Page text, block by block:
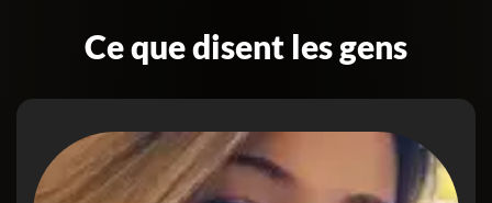
Baroque architecture, particularly in its
capital city, Valletta — a UNESCO World
Heritage Site.
The country has a warm climate, making it a
year-round destination for sun-seekers and
Ce que disent les gens